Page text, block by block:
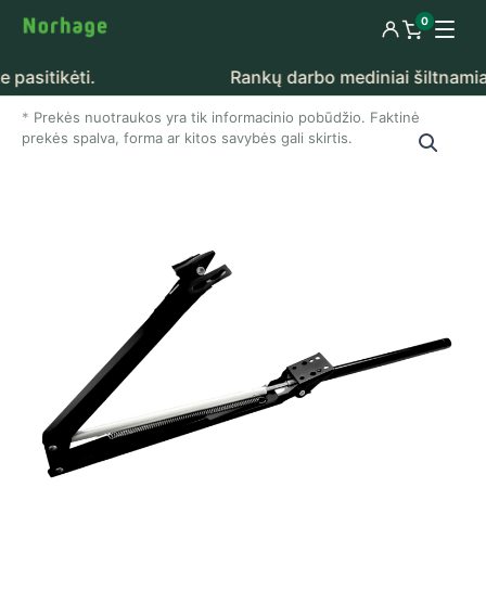
Pereiti prie turinio
Prisijungti
0
Peržiūrėti
Rankų darbo mediniai šiltnamiai
Prekės nuotraukos yra tik informacinio pobūdžio. Faktinė
prekės spalva, forma ar kitos savybės gali skirtis.